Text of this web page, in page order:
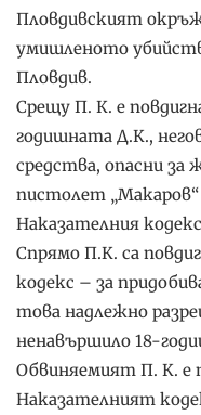
Пловдивският
умишленото
Пловдив.
Срещу П. К. е
годишната Д.К.,
средства, опасни за
пистолет „Макаров“
Наказателния
Спрямо П.К. са
кодекс – за
това надлежно
ненавършило 18-
Обвиняемият П. К. е
Наказателният